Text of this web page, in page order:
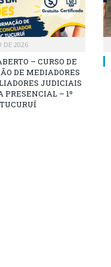
DE 2026
– CURSO DE
DE MEDIADORES
JUDICIAIS
PRESENCIAL – 1º